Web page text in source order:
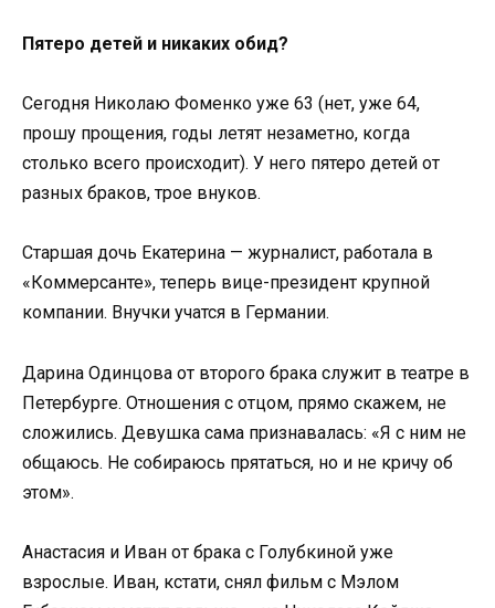
Пятеро детей и никаких обид?
Сегодня Николаю Фоменко уже 63 (нет, уже 64,
прошу прощения, годы летят незаметно, когда
столько всего происходит). У него пятеро детей от
разных браков, трое внуков.
Старшая дочь Екатерина — журналист, работала в
«Коммерсанте», теперь вице-президент крупной
компании. Внучки учатся в Германии.
Дарина Одинцова от второго брака служит в театре в
Петербурге. Отношения с отцом, прямо скажем, не
сложились. Девушка сама признавалась: «Я с ним не
общаюсь. Не собираюсь прятаться, но и не кричу об
этом».
Анастасия и Иван от брака с Голубкиной уже
взрослые. Иван, кстати, снял фильм с Мэлом